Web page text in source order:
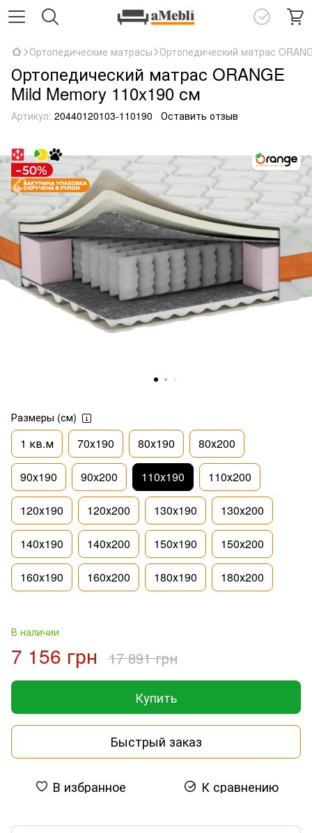
Ортопедические матрасы Ортопедический матрас
Ортопедический матрас ORANGE
Mild Memory 110x190 см
Артикул: 20440120103-110190 Оставить отзыв
Размеры (см)
1 кв.м 70х190 80х190 80х200
90х190 90х200 110х190 110х200
120х190 120х200 130х190 130х200
140х190 140х200 150х190 150х200
160х190 160х200 180х190 180х200
В наличии
7 156 грн 17 891 грн
Купить
Быстрый заказ
В избранное К сравнению